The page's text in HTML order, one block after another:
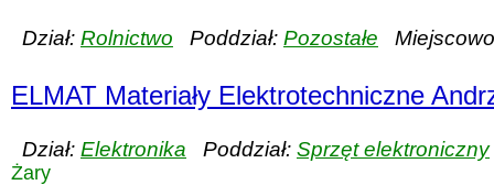
Dział: Rolnictwo Poddział: Pozostałe
ELMAT Materiały Elektrotechniczne
Dział: Elektronika Poddział: Sprzęt elektroniczny
Żary